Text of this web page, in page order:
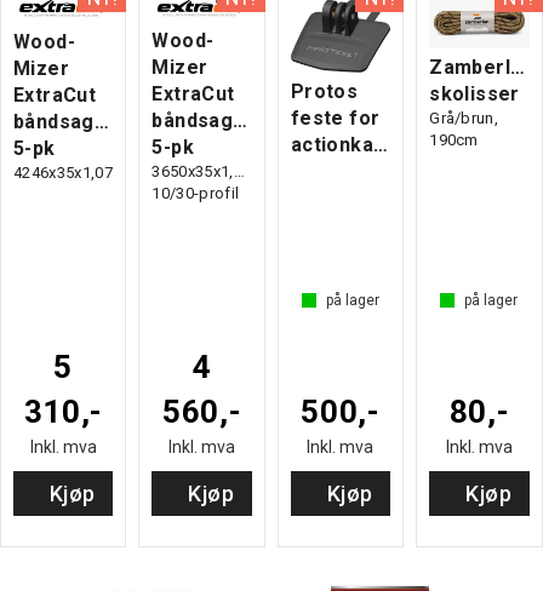
Wood-
Mizer
ExtraCut
båndsagblad
5-pk
4246x35x1,07
5
310,-
Inkl. mva
Kjøp
Wood-
Mizer
ExtraCut
båndsagblad
5-pk
3650x35x1,07,
10/30-profil
4
560,-
Inkl. mva
Kjøp
Protos
feste for
actionkamera
på lager
500,-
Inkl. mva
Kjøp
Zamberlan
skolisser
Grå/brun,
190cm
på lager
80,-
Inkl. mva
Kjøp